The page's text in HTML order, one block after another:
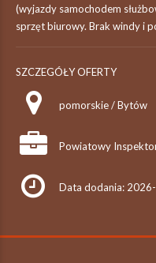
(wyjazdy samochodem
sprzęt biurowy. Brak windy i
SZCZEGÓŁY OFERTY
pomorskie / Bytów
Powiatowy
Data dodania: